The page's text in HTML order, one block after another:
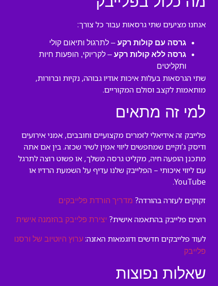
אנחנו מציעים שתי גרסאות עבור כל צורך:
גרסה עם קולות רקע – לתרגול ותיאום קולי
גרסה ללא קולות רקע – לקריוקי, הופעות חיות
ותקליטים
שתי הגרסאות בעלות איכות אודיו גבוהה, נקיות וברורות,
מותאמות לקצב וסולם המקוריים.
למי זה מתאים
פלייבק זה אידיאלי לזמרים מקצועיים וחובבים, אמני אירועים
ודיסק ג’וקיים שמחפשים ליווי אמין לשיר שכזה. בין אם אתה
מתכנן הופעה חיה, מקליט גרסה משלך, או פשוט רוצה לתרגל
עם ליווי איכותי – הפלייבק שלנו עדיף על השמעת הרדיו או
YouTube.
זקוקים לעזרה בהורדה? מדריך הורדת פלייבקים
רוצים פלייבק בהתאמה אישית? יצירת פלייבק בהזמנה אישית
לעוד פלייבקים חדשים ודוגמאות האזנה: ערוץ היוטיוב של ורסנו
פלייבק
שאלות נפוצות